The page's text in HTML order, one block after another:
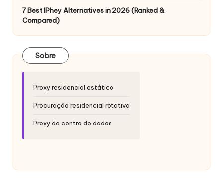
7 Best IPhey Alternatives in 2026 (Ranked &
Compared)
Sobre
Proxy residencial estático
Procuração residencial rotativa
Proxy de centro de dados